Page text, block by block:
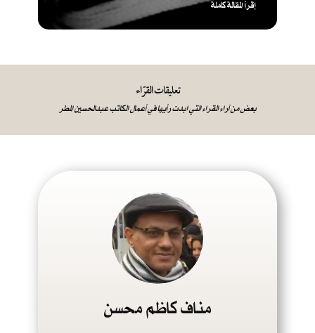
إقرأ المقالة كاملة
تعليقات القرّاء
بعض من آراء القراء التي ابدت رأيها في أعمال الكاتب عبدالحسين المطر
مناف كاظم محسن